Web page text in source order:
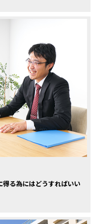
る為にはどうすればいい